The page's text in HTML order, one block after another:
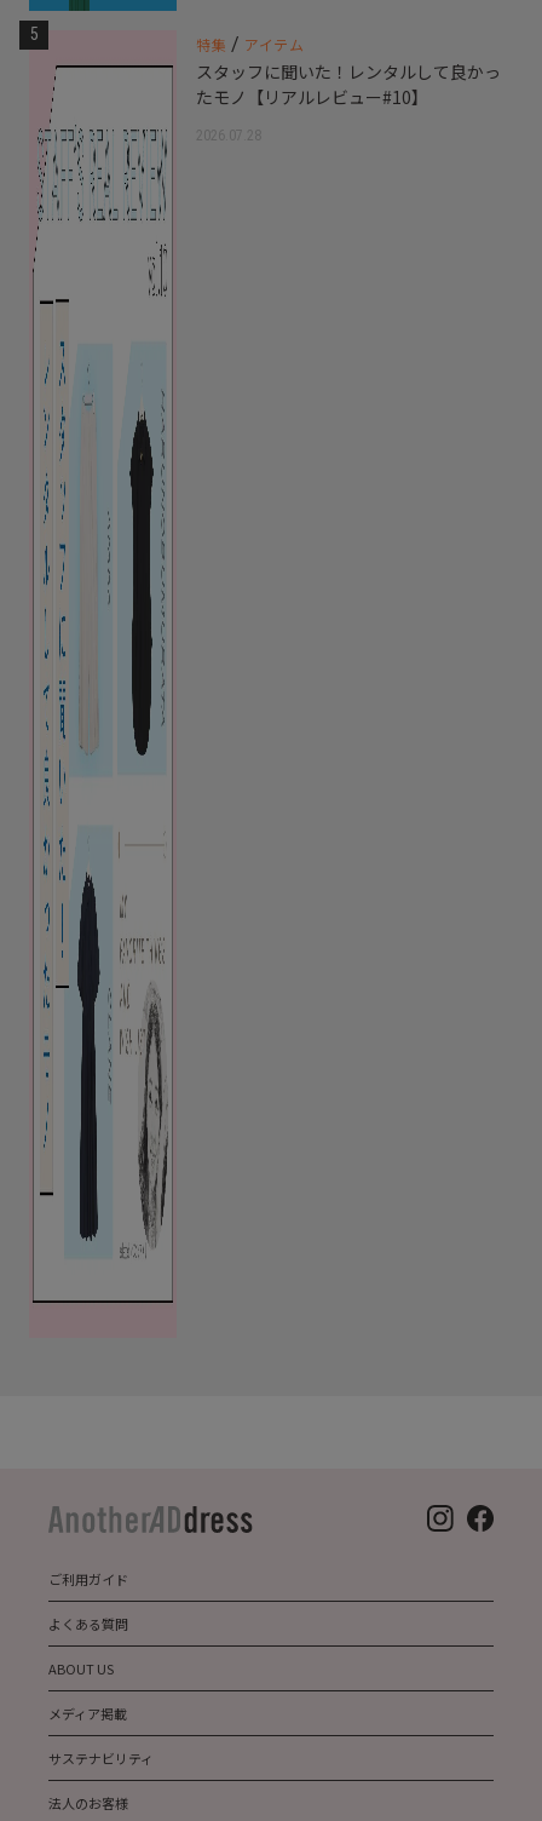
5 特集 / アイテム
スタッフに聞いた！レンタルして良かっ
たモノ【リアルレビュー#10】
2026.07.28
ご利用ガイド
よくある質問
ABOUT US
メディア掲載
サステナビリティ
法人のお客様